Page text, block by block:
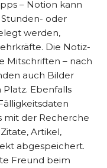
– Notion kann
Stunden- oder
werden,
Die Notiz-
Mitschriften – nach
auch Bilder
Ebenfalls
mit der Recherche
Artikel,
abgespeichert.
Freund beim